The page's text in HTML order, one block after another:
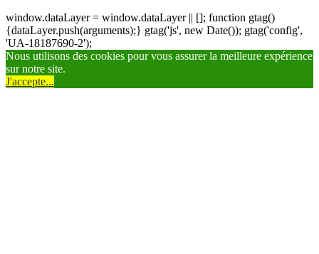
window.dataLayer = window.dataLayer || []; function gtag()
{dataLayer.push(arguments);} gtag('js', new Date()); gtag('config',
'UA-18187690-2');
Nous utilisons des cookies pour vous assurer la meilleure expérience
sur notre site.
J'accepte...